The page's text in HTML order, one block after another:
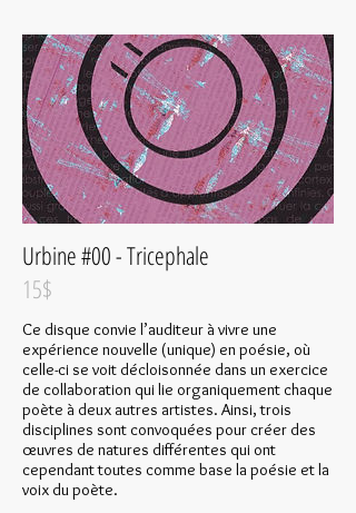
Urbine #00 - Tricephale
15$
Ce disque convie l’auditeur à vivre une
expérience nouvelle (unique) en poésie, où
celle-ci se voit décloisonnée dans un exercice
de collaboration qui lie organiquement chaque
poète à deux autres artistes. Ainsi, trois
disciplines sont convoquées pour créer des
œuvres de natures différentes qui ont
cependant toutes comme base la poésie et la
voix du poète.